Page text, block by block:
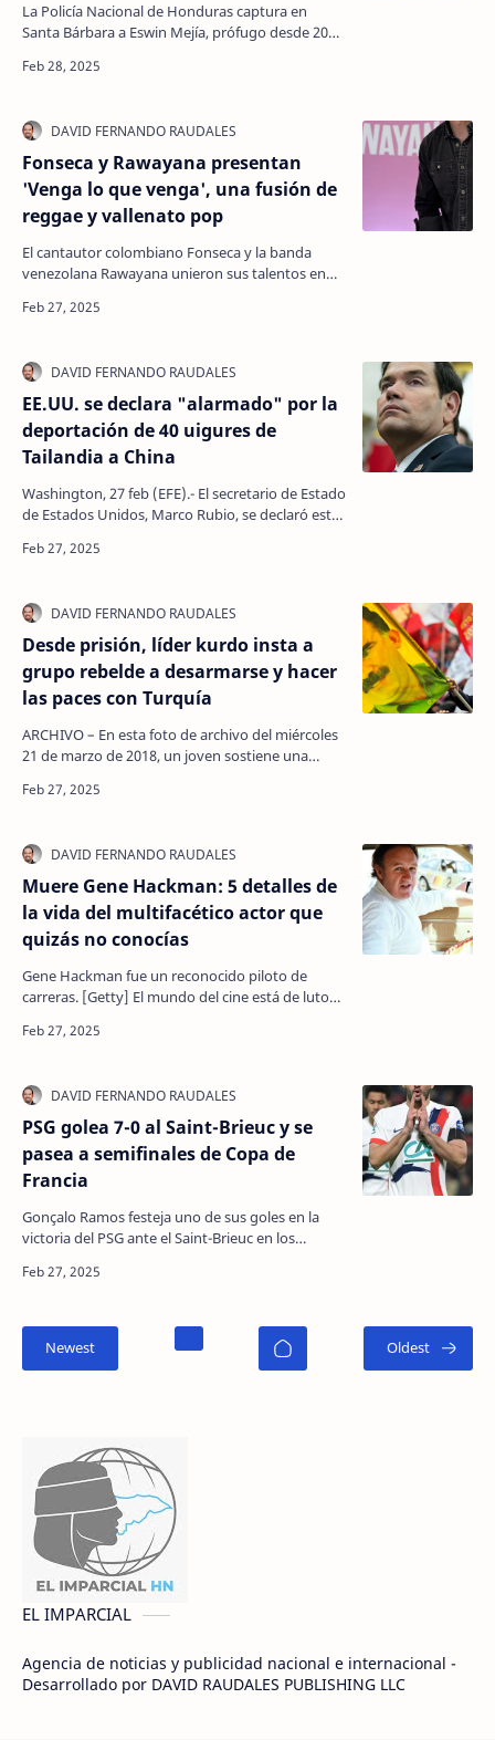
La Policía Nacional de Honduras captura en
Santa Bárbara a Eswin Mejía, prófugo desde 2016
ciudadana es…
Fonseca y Rawayana presentan
'Venga lo que venga', una fusión de
reggae y vallenato pop
El cantautor colombiano Fonseca y la banda
venezolana Rawayana unieron sus talentos en
encue…
EE.UU. se declara "alarmado" por la
deportación de 40 uigures de
Tailandia a China
Washington, 27 feb (EFE).- El secretario de Estado
de Estados Unidos, Marco Rubio, se declaró este
Desde prisión, líder kurdo insta a
grupo rebelde a desarmarse y hacer
las paces con Turquía
ARCHIVO – En esta foto de archivo del miércoles
21 de marzo de 2018, un joven sostiene una
encarcel…
Muere Gene Hackman: 5 detalles de
la vida del multifacético actor que
quizás no conocías
Gene Hackman fue un reconocido piloto de
carreras. [Getty] El mundo del cine está de luto
actor Gene…
PSG golea 7-0 al Saint-Brieuc y se
pasea a semifinales de Copa de
Francia
Gonçalo Ramos festeja uno de sus goles en la
victoria del PSG ante el Saint-Brieuc en los
(noroes…
EL IMPARCIAL
Agencia de noticias y publicidad nacional e internacional -
Desarrollado por DAVID RAUDALES PUBLISHING LLC